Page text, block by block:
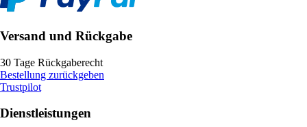
Versand und Rückgabe
30 Tage Rückgaberecht
Bestellung zurückgeben
Trustpilot
Dienstleistungen